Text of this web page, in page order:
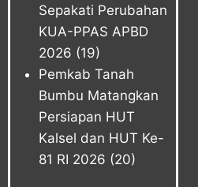
Sepakati Perubahan
KUA-PPAS APBD
2026 (19)
Pemkab Tanah
Bumbu Matangkan
Persiapan HUT
Kalsel dan HUT Ke-
81 RI 2026 (20)